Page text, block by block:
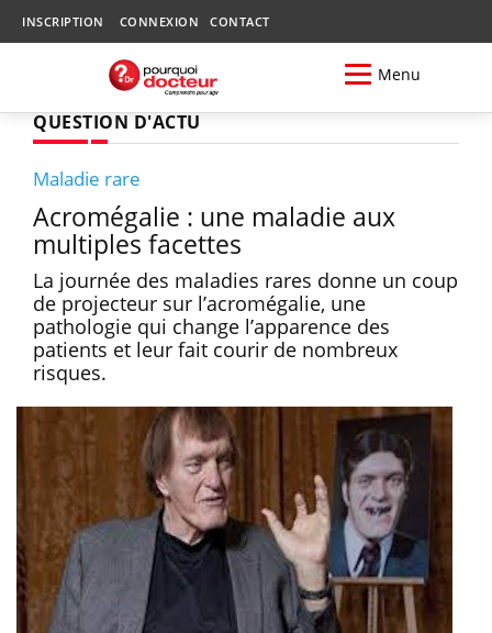
INSCRIPTION CONNEXION CONTACT
Menu
QUESTION D'ACTU
Maladie rare
Acromégalie : une maladie aux
multiples facettes
La journée des maladies rares donne un coup
de projecteur sur l’acromégalie, une
pathologie qui change l’apparence des
patients et leur fait courir de nombreux
risques.